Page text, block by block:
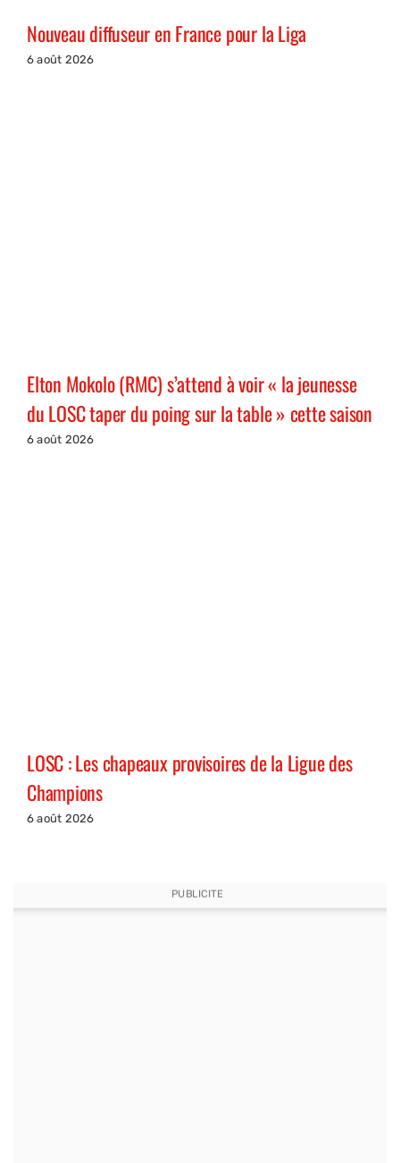
Nouveau diffuseur en France pour la Liga
6 août 2026
Elton Mokolo (RMC) s’attend à voir « la jeunesse
du LOSC taper du poing sur la table » cette saison
6 août 2026
LOSC : Les chapeaux provisoires de la Ligue des
Champions
6 août 2026
PUBLICITE